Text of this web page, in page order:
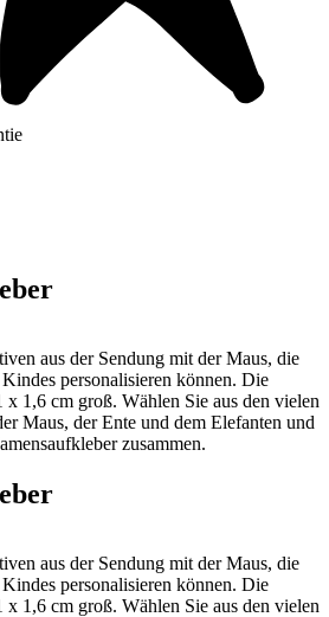
aus der Sendung mit der Maus, die
personalisieren können. Die
x 1,6 cm groß. Wählen Sie aus den vielen
Maus, der Ente und dem Elefanten und
zusammen.
Maus‘ Namenssticker ganz einfach,
Nachnamen Ihres Kindes oder mit
Ihr Kind mit in den Kindergarten oder
unseren unvergleichbaren Die Maus-
Sie sicherstellen, dass jeder weiß,
aus der Sendung mit der Maus, die
personalisieren können. Die
x 1,6 cm groß. Wählen Sie aus den vielen